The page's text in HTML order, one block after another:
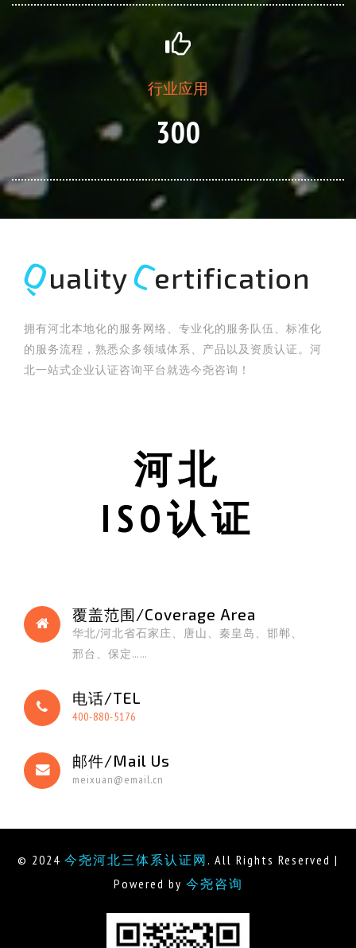
行业应用
300
QualityCertification
拥有河北本地化的服务网络、专业化的服务队伍、标准化
的服务流程，熟悉众多领域体系、产品以及资质认证。河
北一站式企业认证咨询平台就选今尧咨询！
河北
ISO认证
覆盖范围/Coverage Area
华北/河北省石家庄、唐山、秦皇岛、邯郸、
邢台、保定……
电话/TEL
400-880-5176
邮件/Mail Us
meixuan@email.cn
© 2024 今尧河北三体系认证网 . All Rights Reserved |
Powered by 今尧咨询